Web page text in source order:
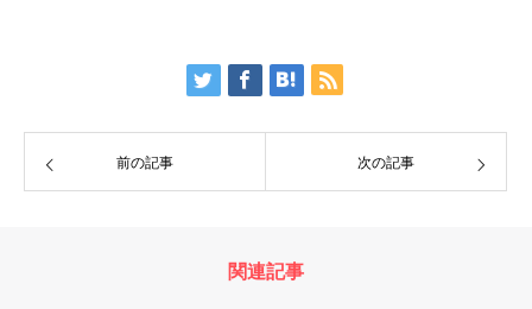
前の記事 次の記事
関連記事